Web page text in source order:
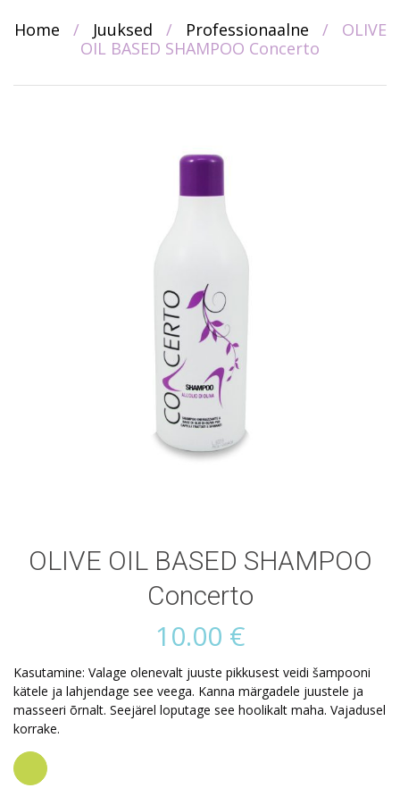
Home / Juuksed / Professionaalne /
OLIVE
OIL BASED SHAMPOO Concerto
OLIVE OIL BASED SHAMPOO
Concerto
10.00 €
Kasutamine: Valage olenevalt juuste pikkusest veidi šampooni
kätele ja lahjendage see veega. Kanna märgadele juustele ja
masseeri õrnalt. Seejärel loputage see hoolikalt maha. Vajadusel
korrake.
Tellima